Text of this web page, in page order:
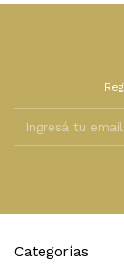
Categorías